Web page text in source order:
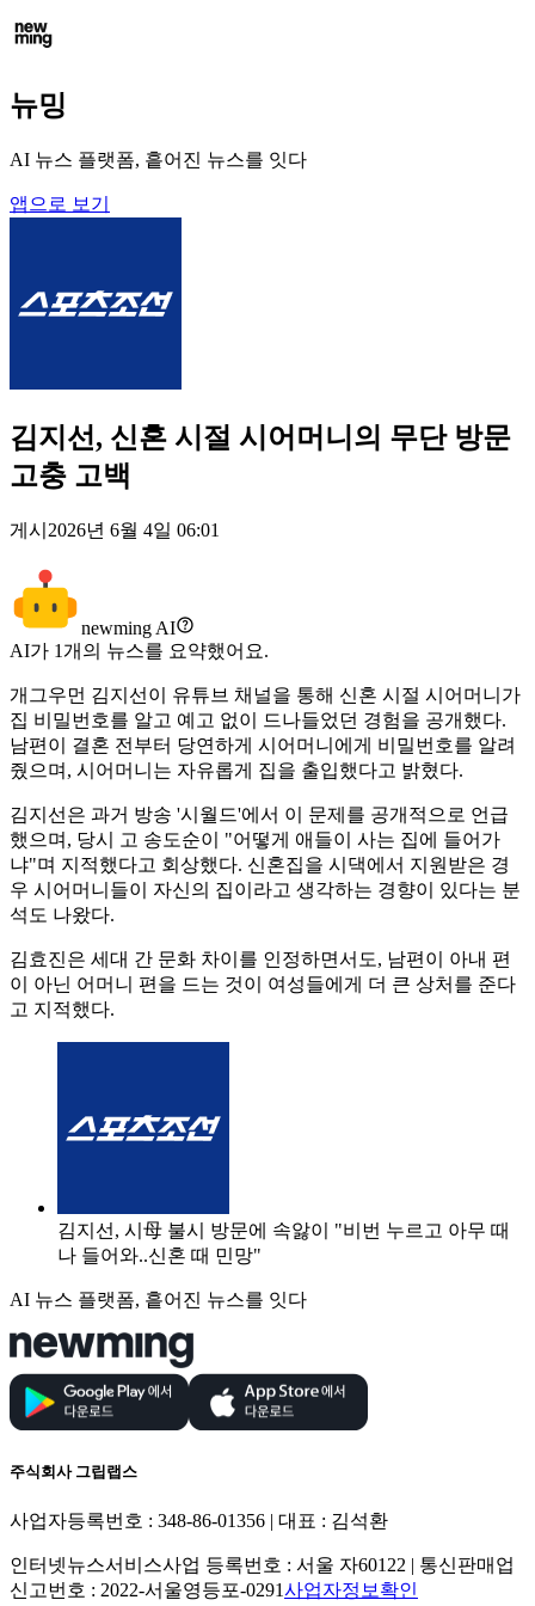
뉴밍
AI 뉴스 플랫폼, 흩어진 뉴스를 잇다
앱으로 보기
김지선, 신혼 시절 시어머니의 무단 방문
고충 고백
게시 2026년 6월 4일 06:01
newming AI
AI가 1개의 뉴스를 요약했어요.
개그우먼 김지선이 유튜브 채널을 통해 신혼 시절 시어머니가
집 비밀번호를 알고 예고 없이 드나들었던 경험을 공개했다.
남편이 결혼 전부터 당연하게 시어머니에게 비밀번호를 알려
줬으며, 시어머니는 자유롭게 집을 출입했다고 밝혔다.
김지선은 과거 방송 '시월드'에서 이 문제를 공개적으로 언급
했으며, 당시 고 송도순이 "어떻게 애들이 사는 집에 들어가
냐"며 지적했다고 회상했다. 신혼집을 시댁에서 지원받은 경
우 시어머니들이 자신의 집이라고 생각하는 경향이 있다는 분
석도 나왔다.
김효진은 세대 간 문화 차이를 인정하면서도, 남편이 아내 편
이 아닌 어머니 편을 드는 것이 여성들에게 더 큰 상처를 준다
고 지적했다.
김지선, 시母 불시 방문에 속앓이 "비번 누르고 아무 때
나 들어와..신혼 때 민망"
AI 뉴스 플랫폼, 흩어진 뉴스를 잇다
주식회사 그립랩스
사업자등록번호 : 348-86-01356 | 대표 : 김석환
인터넷뉴스서비스사업 등록번호 : 서울 자60122 | 통신판매업
신고번호 : 2022-서울영등포-0291사업자정보확인